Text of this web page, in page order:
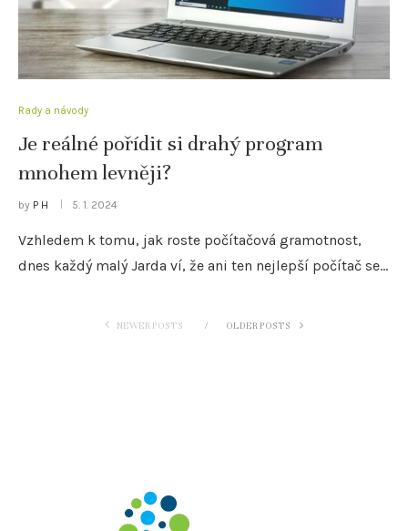
Rady a návody
Je reálné pořídit si drahý program
mnohem levněji?
by P H 5. 1. 2024
Vzhledem k tomu, jak roste počítačová gramotnost,
dnes každý malý Jarda ví, že ani ten nejlepší počítač se…
NEWER POSTS OLDER POSTS